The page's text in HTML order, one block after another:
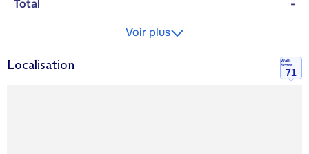
Total
-
Voir plus
Localisation
Walk
Score
71